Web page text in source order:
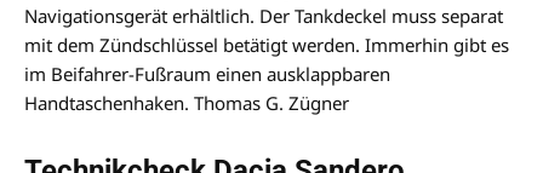
Navigationsgerät erhältlich. Der Tankdeckel muss separat
mit dem Zündschlüssel betätigt werden. Immerhin gibt es
im Beifahrer-Fußraum einen ausklappbaren
Handtaschenhaken. Thomas G. Zügner